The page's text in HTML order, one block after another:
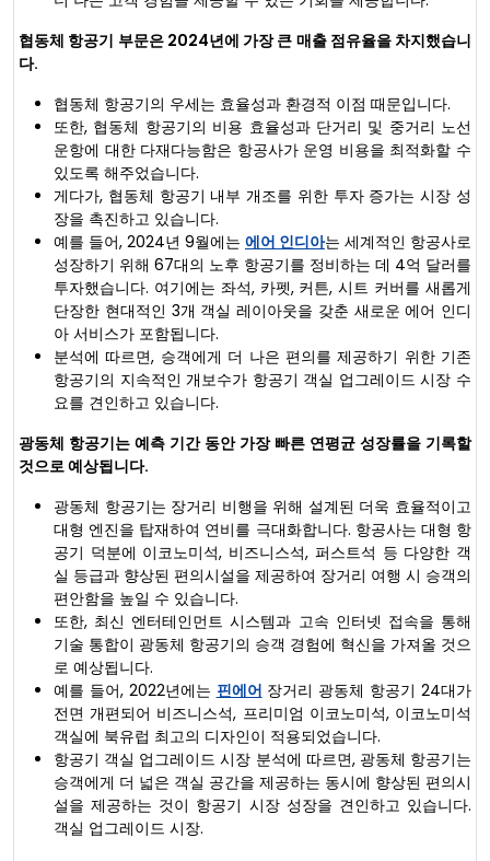
협동체 항공기 부문은 2024년에 가장 큰 매출 점유율을 차지했습니
다.
협동체 항공기의 우세는 효율성과 환경적 이점 때문입니다.
또한, 협동체 항공기의 비용 효율성과 단거리 및 중거리 노선
운항에 대한 다재다능함은 항공사가 운영 비용을 최적화할 수
있도록 해주었습니다.
게다가, 협동체 항공기 내부 개조를 위한 투자 증가는 시장 성
장을 촉진하고 있습니다.
예를 들어, 2024년 9월에는 에어 인디아는 세계적인 항공사로
성장하기 위해 67대의 노후 항공기를 정비하는 데 4억 달러를
투자했습니다. 여기에는 좌석, 카펫, 커튼, 시트 커버를 새롭게
단장한 현대적인 3개 객실 레이아웃을 갖춘 새로운 에어 인디
아 서비스가 포함됩니다.
분석에 따르면, 승객에게 더 나은 편의를 제공하기 위한 기존
항공기의 지속적인 개보수가 항공기 객실 업그레이드 시장 수
요를 견인하고 있습니다.
광동체 항공기는 예측 기간 동안 가장 빠른 연평균 성장률을 기록할
것으로 예상됩니다.
광동체 항공기는 장거리 비행을 위해 설계된 더욱 효율적이고
대형 엔진을 탑재하여 연비를 극대화합니다. 항공사는 대형 항
공기 덕분에 이코노미석, 비즈니스석, 퍼스트석 등 다양한 객
실 등급과 향상된 편의시설을 제공하여 장거리 여행 시 승객의
편안함을 높일 수 있습니다.
또한, 최신 엔터테인먼트 시스템과 고속 인터넷 접속을 통해
기술 통합이 광동체 항공기의 승객 경험에 혁신을 가져올 것으
로 예상됩니다.
예를 들어, 2022년에는 핀에어 장거리 광동체 항공기 24대가
전면 개편되어 비즈니스석, 프리미엄 이코노미석, 이코노미석
객실에 북유럽 최고의 디자인이 적용되었습니다.
항공기 객실 업그레이드 시장 분석에 따르면, 광동체 항공기는
승객에게 더 넓은 객실 공간을 제공하는 동시에 향상된 편의시
설을 제공하는 것이 항공기 시장 성장을 견인하고 있습니다.
객실 업그레이드 시장.